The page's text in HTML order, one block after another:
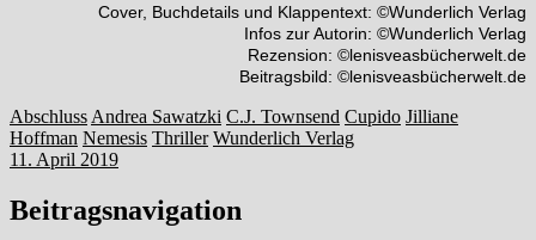
Cover, Buchdetails und Klappentext: ©Wunderlich Verlag
Infos zur Autorin: ©Wunderlich Verlag
Rezension: ©lenisveasbücherwelt.de
Beitragsbild: ©lenisveasbücherwelt.de
Abschluss Andrea Sawatzki C.J. Townsend Cupido Jilliane
Hoffman Nemesis Thriller Wunderlich Verlag
11. April 2019
Beitragsnavigation